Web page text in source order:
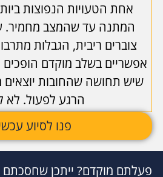
אחת הטעויות הנפוצות
המתנה עד שהמצב מחמיר.
צוברים ריבית, הגבלות
אפשריים בשלב מוקדם הופכים
שיש תחושה שהחובות
הרגע לפעול. לא
פנו לסיוע
פעלתם מוקדם? ייתכן